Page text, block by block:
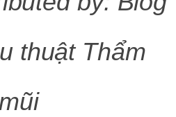
thuật Thẩm